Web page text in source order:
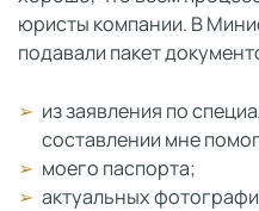
юристы компании. В
подавали пакет
из заявления по
составлении мне
моего паспорта;
актуальных